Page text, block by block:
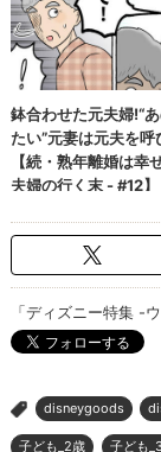
「ディズニー特集 -
> disneygoods
子ども_2歳 子ども